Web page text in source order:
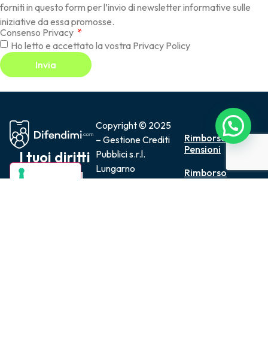
forniti in questo form per l’invio di newsletter informative sulle
iniziative da essa promosse.
Consenso Privacy
Ho letto e accettato la vostra Privacy Policy
Invia
I tuoi diritti
a portata
Copyright © 2025
– Gestione Crediti
Pubblici s.r.l.
Lungarno
Rimborso
Pensioni
Rimborso